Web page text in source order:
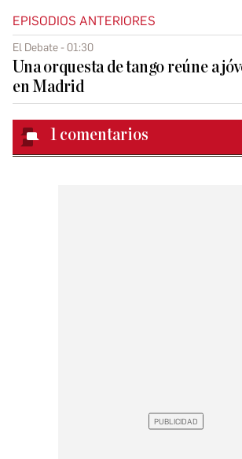
EPISODIOS ANTERIORES
El Debate - 01:30
Una orquesta de tango reúne a
en Madrid
1 comentarios